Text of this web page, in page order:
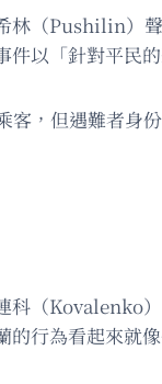
林（Pushilin）
以「針對平民
客，但遇難者身
科（Kovalenko
行為看起來就